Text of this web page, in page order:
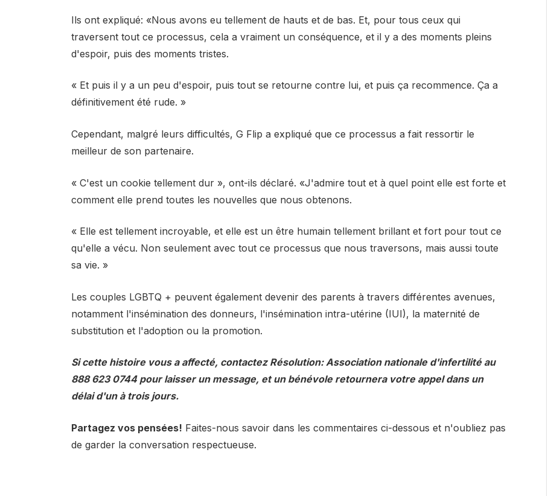
Ils ont expliqué: «Nous avons eu tellement de hauts et de bas. Et, pour tous ceux qui
traversent tout ce processus, cela a vraiment un conséquence, et il y a des moments pleins
d'espoir, puis des moments tristes.
« Et puis il y a un peu d'espoir, puis tout se retourne contre lui, et puis ça recommence. Ça a
définitivement été rude. »
Cependant, malgré leurs difficultés, G Flip a expliqué que ce processus a fait ressortir le
meilleur de son partenaire.
« C'est un cookie tellement dur », ont-ils déclaré. «J'admire tout et à quel point elle est forte et
comment elle prend toutes les nouvelles que nous obtenons.
« Elle est tellement incroyable, et elle est un être humain tellement brillant et fort pour tout ce
qu'elle a vécu. Non seulement avec tout ce processus que nous traversons, mais aussi toute
sa vie. »
Les couples LGBTQ + peuvent également devenir des parents à travers différentes avenues,
notamment l'insémination des donneurs, l'insémination intra-utérine (IUI), la maternité de
substitution et l'adoption ou la promotion.
Si cette histoire vous a affecté, contactezRésolution: Association nationale d'infertilitéau
888 623 0744 pour laisser un message, et un bénévole retournera votre appel dans un
délai d'un à trois jours.
Partagez vos pensées! Faites-nous savoir dans les commentaires ci-dessous et n'oubliez pas
de garder la conversation respectueuse.